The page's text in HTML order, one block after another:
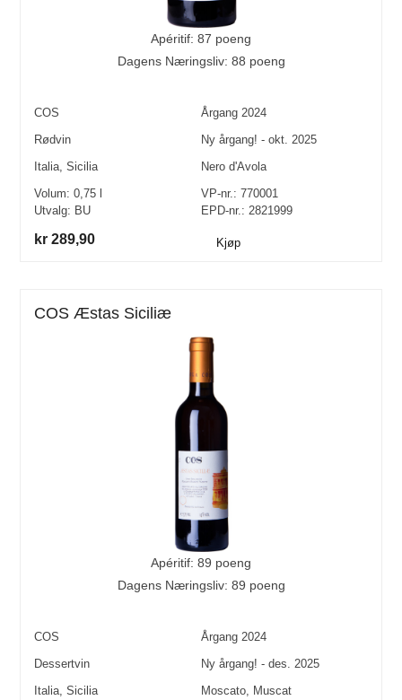
Apéritif: 87 poeng
Dagens Næringsliv: 88 poeng
COS Årgang 2024
Rødvin
Ny årgang! - okt. 2025
Italia ,Sicilia
Nero d'Avola
Volum:0,75 l
Utvalg: BU
VP-nr.: 770001
EPD-nr.: 2821999
kr 289,90 Kjøp
COS Æstas Siciliæ
Apéritif: 89 poeng
Dagens Næringsliv: 89 poeng
COS Årgang 2024
Dessertvin
Ny årgang! - des. 2025
Italia ,Sicilia Moscato
Muscat